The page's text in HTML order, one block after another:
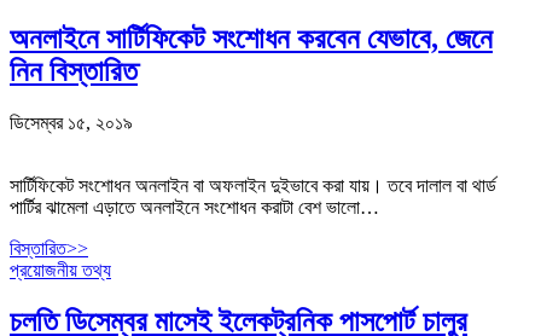
অনলাইনে সার্টিফিকেট সংশোধন করবেন যেভাবে, জেনে
নিন বিস্তারিত
ডিসেম্বর ১৫, ২০১৯
সার্টিফিকেট সংশোধন অনলাইন বা অফলাইন দুইভাবে করা যায়। তবে দালাল বা থার্ড
পার্টির ঝামেলা এড়াতে অনলাইনে সংশোধন করাটা বেশ ভালো…
বিস্তারিত>>
প্রয়োজনীয় তথ্য
চলতি ডিসেম্বর মাসেই ইলেকট্রনিক পাসপোর্ট চালুর